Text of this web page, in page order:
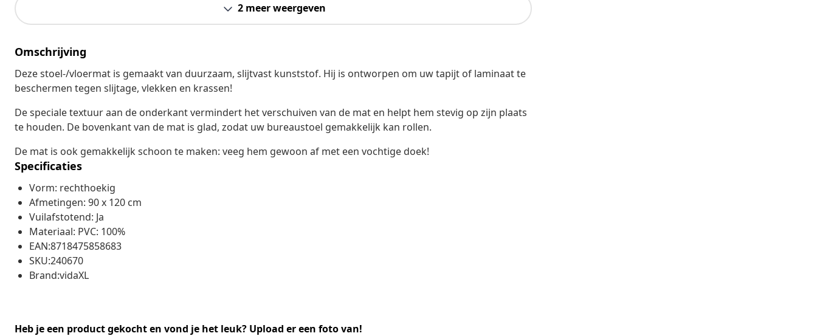
2 meer weergeven
Omschrijving
Deze stoel-/vloermat is gemaakt van duurzaam, slijtvast kunststof. Hij is ontworpen om uw tapijt of laminaat te
beschermen tegen slijtage, vlekken en krassen!
De speciale textuur aan de onderkant vermindert het verschuiven van de mat en helpt hem stevig op zijn plaats
te houden. De bovenkant van de mat is glad, zodat uw bureaustoel gemakkelijk kan rollen.
De mat is ook gemakkelijk schoon te maken: veeg hem gewoon af met een vochtige doek!
Specificaties
Vorm: rechthoekig
Afmetingen: 90 x 120 cm
Vuilafstotend: Ja
Materiaal: PVC: 100%
EAN:8718475858683
SKU:240670
Brand:vidaXL
Heb je een product gekocht en vond je het leuk? Upload er een foto van!